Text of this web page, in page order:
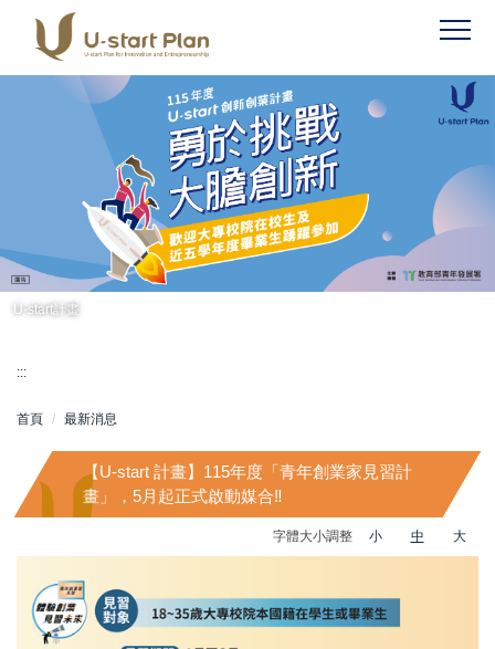
U-start計畫
:::
首頁 最新消息
【U-start 計畫】115年度「青年創業家見習計
畫」，5月起正式啟動媒合‼️
字體大小調整 小 中 大